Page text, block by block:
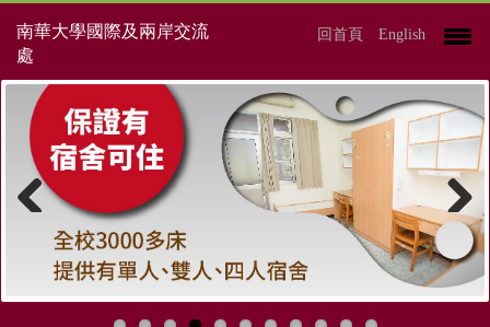
南華大學國際及兩岸交流
處
回首頁 English
Previous Next